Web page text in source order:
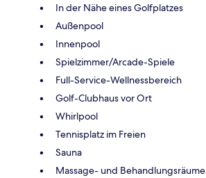
In der Nähe eines Golfplatzes
Außenpool
Innenpool
Spielzimmer/Arcade-Spiele
Full-Service-Wellnessbereich
Golf-Clubhaus vor Ort
Whirlpool
Tennisplatz im Freien
Sauna
Massage- und Behandlungsräume